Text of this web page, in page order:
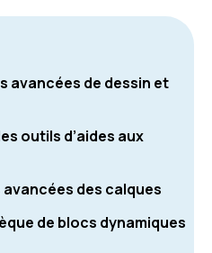
avancées de dessin et
outils d’aides aux
des calques
de blocs dynamiques